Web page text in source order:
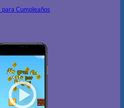
Cumpleaños